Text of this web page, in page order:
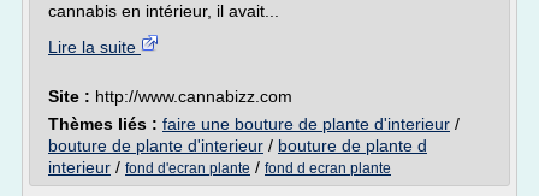
cannabis en intérieur, il avait...
Lire la suite
Site : http://www.cannabizz.com
Thèmes liés : faire une bouture de plante d'interieur /
bouture de plante d'interieur / bouture de plante d
interieur / fond d'ecran plante / fond d ecran plante